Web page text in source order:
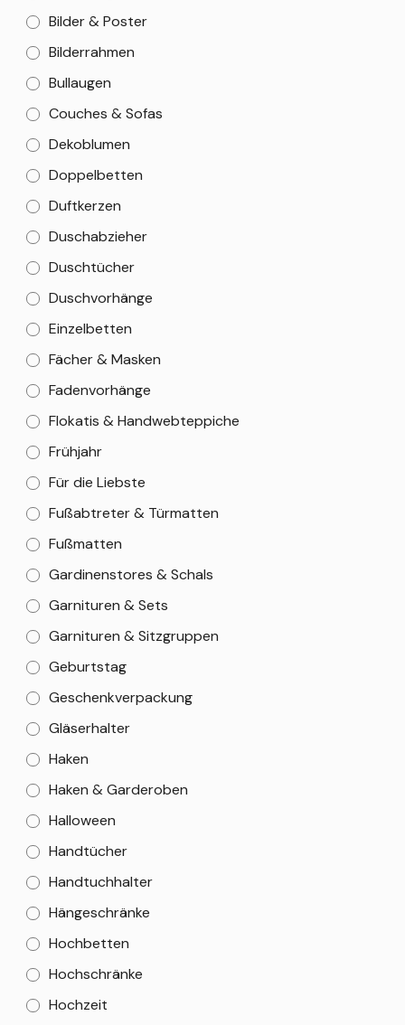
Bilder & Poster
Bilderrahmen
Bullaugen
Couches & Sofas
Dekoblumen
Doppelbetten
Duftkerzen
Duschabzieher
Duschtücher
Duschvorhänge
Einzelbetten
Fächer & Masken
Fadenvorhänge
Flokatis & Handwebteppiche
Frühjahr
Für die Liebste
Fußabtreter & Türmatten
Fußmatten
Gardinenstores & Schals
Garnituren & Sets
Garnituren & Sitzgruppen
Geburtstag
Geschenkverpackung
Gläserhalter
Haken
Haken & Garderoben
Halloween
Handtücher
Handtuchhalter
Hängeschränke
Hochbetten
Hochschränke
Hochzeit